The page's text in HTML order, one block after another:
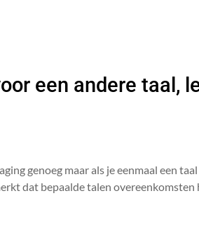
een andere taal,
genoeg maar als je eenmaal een
dat bepaalde talen